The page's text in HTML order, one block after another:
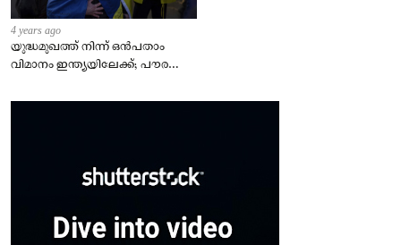
4 years ago
യുദ്ധമുഖത്ത് നിന്ന് ഒൻപതാം
വിമാനം ഇന്ത്യയിലേക്ക്; പൗരന്മാർ
– കേന്ദ്രം